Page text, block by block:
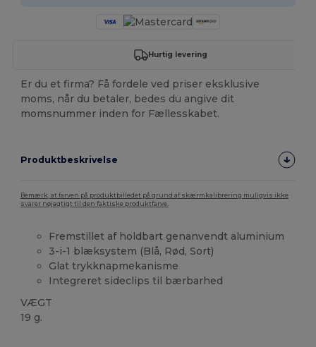
Hurtig levering
Er du et firma? Få fordele ved priser eksklusive
moms, når du betaler, bedes du angive dit
momsnummer inden for Fællesskabet.
Produktbeskrivelse
Bemærk, at farven på produktbilledet på grund af skærmkalibrering muligvis ikke
svarer nøjagtigt til den faktiske produktfarve.
Fremstillet af holdbart genanvendt aluminium
3-i-1 blæksystem (Blå, Rød, Sort)
Glat trykknapmekanisme
Integreret sideclips til bærbarhed
VÆGT
19 g.